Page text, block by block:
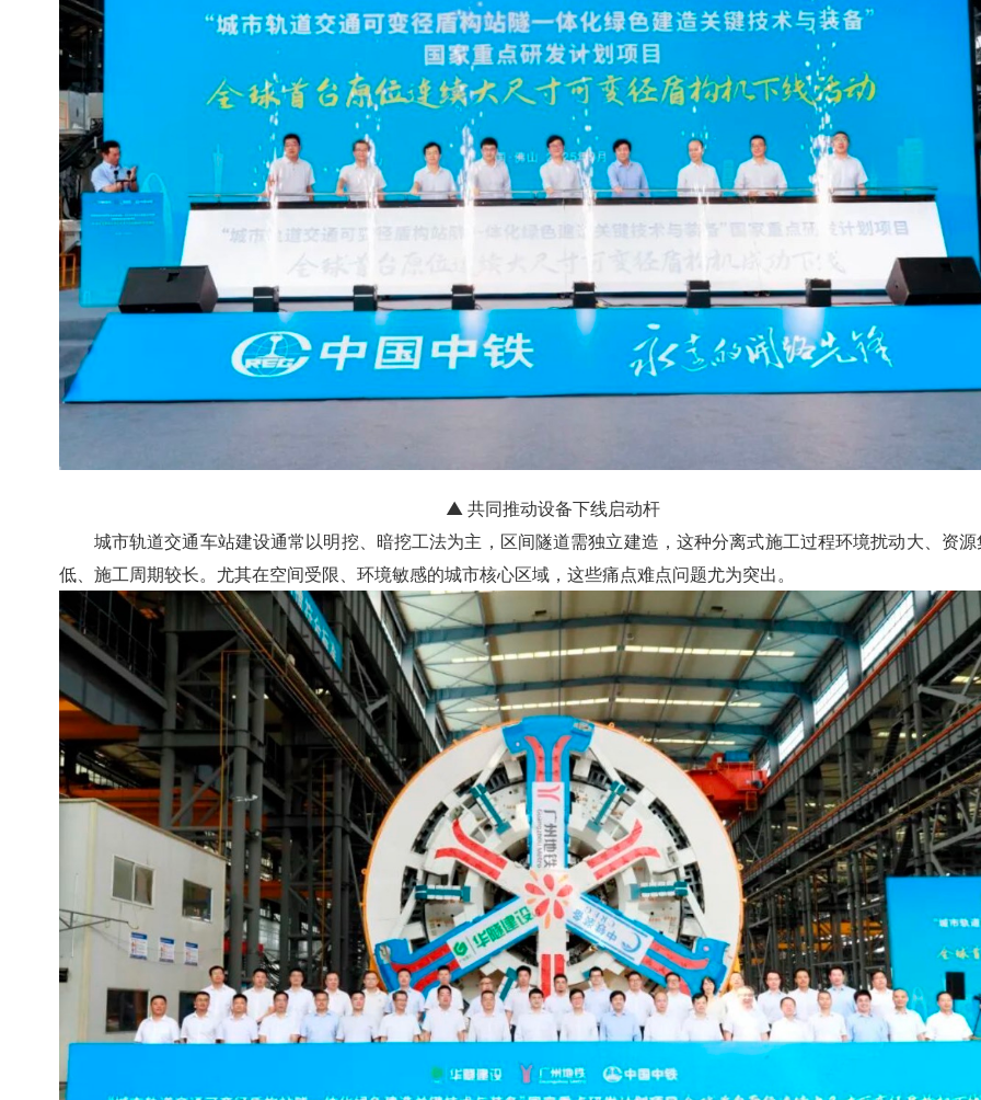
▲ 共同推动设备下线启动杆
城市轨道交通车站建设通常以明挖、暗挖工法为主，区间隧道需独立建造，这种分离式施工过程环境扰动大、资
低、施工周期较长。尤其在空间受限、环境敏感的城市核心区域，这些痛点难点问题尤为突出。